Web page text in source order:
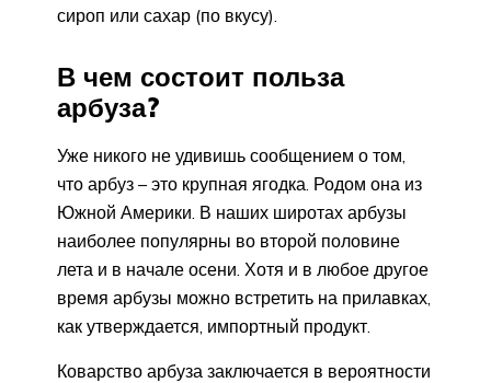
сироп или сахар (по вкусу).
В чем состоит польза
арбуза?
Уже никого не удивишь сообщением о том,
что арбуз – это крупная ягодка. Родом она из
Южной Америки. В наших широтах арбузы
наиболее популярны во второй половине
лета и в начале осени. Хотя и в любое другое
время арбузы можно встретить на прилавках,
как утверждается, импортный продукт.
Коварство арбуза заключается в вероятности